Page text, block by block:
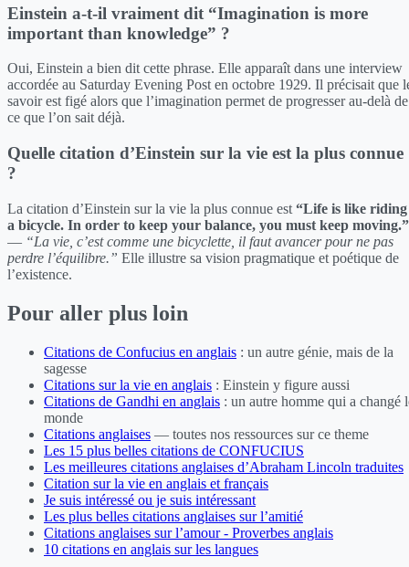
Einstein a-t-il vraiment dit “Imagination is more
important than knowledge” ?
Oui, Einstein a bien dit cette phrase. Elle apparaît dans une interview
accordée au Saturday Evening Post en octobre 1929. Il précisait que
savoir est figé alors que l’imagination permet de progresser au-delà de
ce que l’on sait déjà.
Quelle citation d’Einstein sur la vie est la plus connue
?
La citation d’Einstein sur la vie la plus connue est “Life is like riding
a bicycle. In order to keep your balance, you must keep moving.”
— “La vie, c’est comme une bicyclette, il faut avancer pour ne pas
perdre l’équilibre.” Elle illustre sa vision pragmatique et poétique de
l’existence.
Pour aller plus loin
Citations de Confucius en anglais : un autre génie, mais de la
sagesse
Citations sur la vie en anglais : Einstein y figure aussi
Citations de Gandhi en anglais : un autre homme qui a changé
monde
Citations anglaises — toutes nos ressources sur ce theme
Les 15 plus belles citations de CONFUCIUS
Les meilleures citations anglaises d’Abraham Lincoln traduites
Citation sur la vie en anglais et français
Je suis intéressé ou je suis intéressant
Les plus belles citations anglaises sur l’amitié
Citations anglaises sur l’amour - Proverbes anglais
10 citations en anglais sur les langues